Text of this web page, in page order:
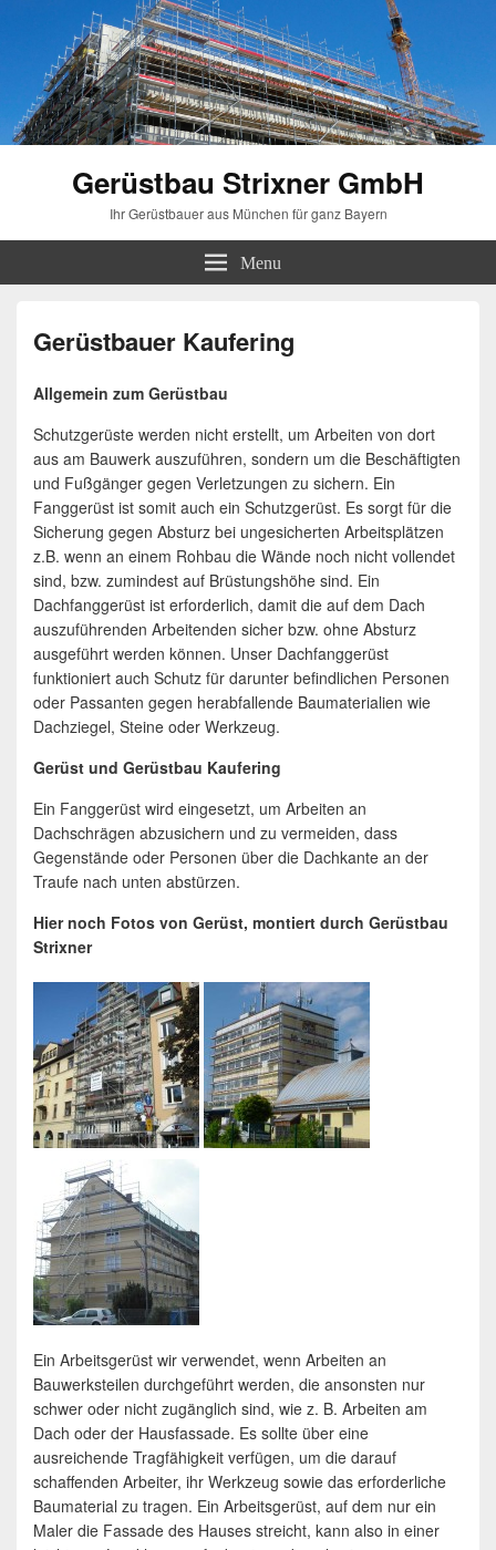
Gerüstbau Strixner GmbH
Ihr Gerüstbauer aus München für ganz Bayern
Menu
Gerüstbauer Kaufering
Allgemein zum Gerüstbau
Schutzgerüste werden nicht erstellt, um Arbeiten von dort
aus am Bauwerk auszuführen, sondern um die Beschäftigten
und Fußgänger gegen Verletzungen zu sichern. Ein
Fanggerüst ist somit auch ein Schutzgerüst. Es sorgt für die
Sicherung gegen Absturz bei ungesicherten Arbeitsplätzen
z.B. wenn an einem Rohbau die Wände noch nicht vollendet
sind, bzw. zumindest auf Brüstungshöhe sind. Ein
Dachfanggerüst ist erforderlich, damit die auf dem Dach
auszuführenden Arbeitenden sicher bzw. ohne Absturz
ausgeführt werden können. Unser Dachfanggerüst
funktioniert auch Schutz für darunter befindlichen Personen
oder Passanten gegen herabfallende Baumaterialien wie
Dachziegel, Steine oder Werkzeug.
Gerüst und Gerüstbau Kaufering
Ein Fanggerüst wird eingesetzt, um Arbeiten an
Dachschrägen abzusichern und zu vermeiden, dass
Gegenstände oder Personen über die Dachkante an der
Traufe nach unten abstürzen.
Hier noch Fotos von Gerüst, montiert durch Gerüstbau
Strixner
Ein Arbeitsgerüst wir verwendet, wenn Arbeiten an
Bauwerksteilen durchgeführt werden, die ansonsten nur
schwer oder nicht zugänglich sind, wie z. B. Arbeiten am
Dach oder der Hausfassade. Es sollte über eine
ausreichende Tragfähigkeit verfügen, um die darauf
schaffenden Arbeiter, ihr Werkzeug sowie das erforderliche
Baumaterial zu tragen. Ein Arbeitsgerüst, auf dem nur ein
Maler die Fassade des Hauses streicht, kann also in einer